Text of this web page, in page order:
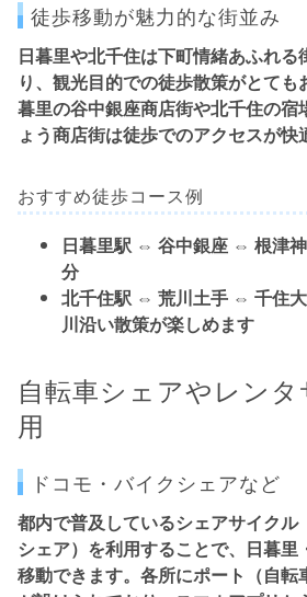
徒歩移動が魅力的な街並み
日暮里や北千住は下町情緒あふれる
り、観光目的での徒歩散策がとても
暮里の谷中銀座商店街や北千住の宿
ょう商店街は徒歩でのアクセスが快
おすすめ徒歩コース例
日暮里駅 ⇔ 谷中銀座 ⇔ 根津神
分
北千住駅 ⇔ 荒川土手 ⇔ 千住大
川沿い散策が楽しめます
自転車シェアやレン
用
ドコモ・バイクシェアなど
都内で普及しているシェアサイクル
シェア）を利用することで、日暮里
移動できます。各所にポート （自